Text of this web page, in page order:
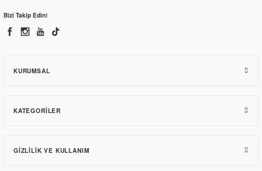
13.782,30 TL
Bizi Takip Edin!
KURUMSAL
KATEGORILER
GIZLILIK VE KULLANIM